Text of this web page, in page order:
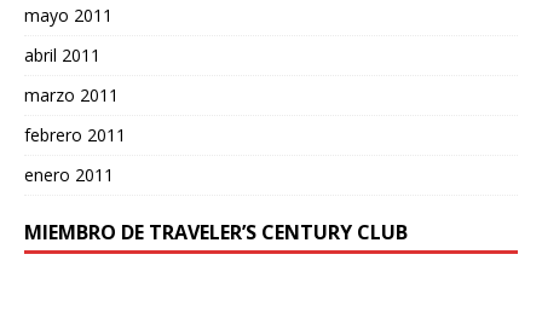
mayo 2011
abril 2011
marzo 2011
febrero 2011
enero 2011
MIEMBRO DE TRAVELER’S CENTURY CLUB